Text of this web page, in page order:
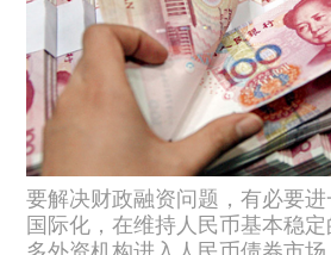
要解决财政融资问题，有必要
国际化，在维持人民币基本稳